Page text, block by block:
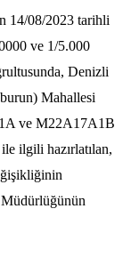
14/08/2023 tarihli
ve 1/5.000
Denizli
Mahallesi
ve M22A17A1B
ilgili hazırlatılan,